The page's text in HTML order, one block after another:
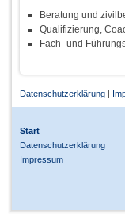
Beratung und
Qualifizierung,
Fach- und
Datenschutzerklärung |
Start
Datenschutzerklärung
Impressum